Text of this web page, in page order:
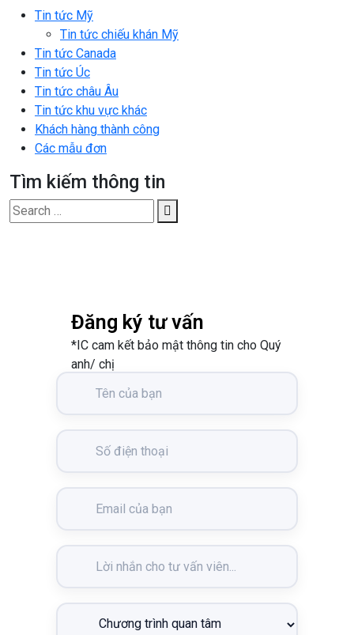
Tin tức Mỹ
Tin tức chiếu khán Mỹ
Tin tức Canada
Tin tức Úc
Tin tức châu Âu
Tin tức khu vực khác
Khách hàng thành công
Các mẫu đơn
Tìm kiếm thông tin
Search
for:
Đăng ký tư vấn
*IC cam kết bảo mật thông tin cho Quý
anh/ chị